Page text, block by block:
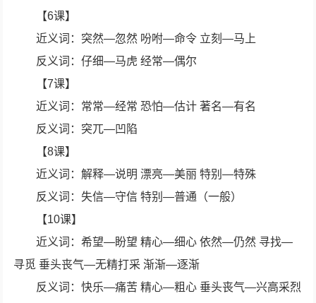
【6课】
近义词：突然—忽然 吩咐—命令 立刻—马上
反义词：仔细—马虎 经常—偶尔
【7课】
近义词：常常—经常 恐怕—估计 著名—有名
反义词：突兀—凹陷
【8课】
近义词：解释—说明 漂亮—美丽 特别—特殊
反义词：失信—守信 特别—普通（一般）
【10课】
近义词：希望—盼望 精心—细心 依然—仍然 寻找—
寻觅 垂头丧气—无精打采 渐渐—逐渐
反义词：快乐—痛苦 精心—粗心 垂头丧气—兴高采烈